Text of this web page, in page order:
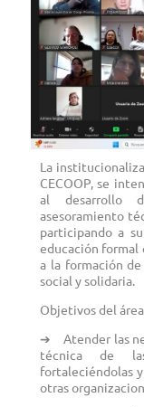
La
CECOOP, se
al desarrollo
asesoramiento
participando a
educación
a la formación
social y solidaria.
Objetivos del área
➔Atender las
técnica de
fortaleciéndolas
otras